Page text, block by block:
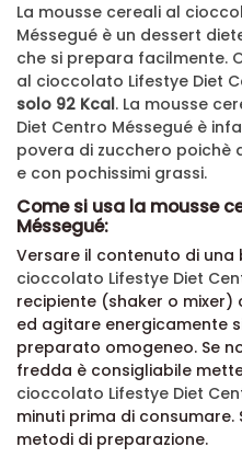
La mousse cereali al
Méssegué è un dessert
che si prepara facilmente.
al cioccolato Lifestye Diet
solo 92 Kcal. La mousse
Diet Centro Méssegué è
povera di zucchero
e con pochissimi grassi.
Come si usa la mousse
Méssegué:
Versare il contenuto di una
cioccolato Lifestye Diet
recipiente (shaker o mixer)
ed agitare energicamente
preparato omogeneo. Se
fredda è consigliabile
cioccolato Lifestye Diet
minuti prima di
metodi di preparazione.